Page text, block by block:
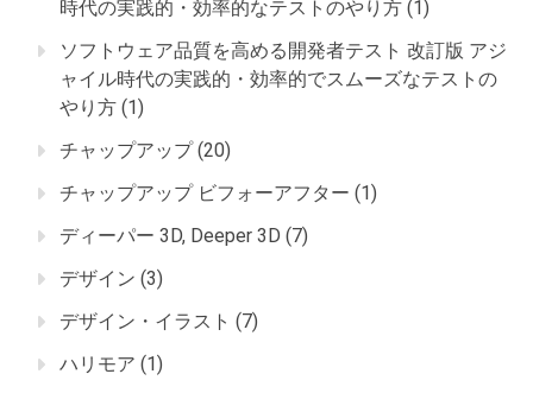
時代の実践的・効率的なテストのやり方 (1)
ソフトウェア品質を高める開発者テスト 改訂版 アジ
ャイル時代の実践的・効率的でスムーズなテストの
やり方 (1)
チャップアップ(20)
チャップアップ ビフォーアフター (1)
ディーパー 3D, Deeper 3D (7)
デザイン (3)
デザイン・イラスト (7)
ハリモア (1)